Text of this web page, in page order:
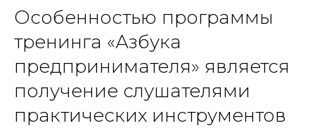
Особенностью программы
тренинга «Азбука
предпринимателя» является
получение слушателями
практических инструментов